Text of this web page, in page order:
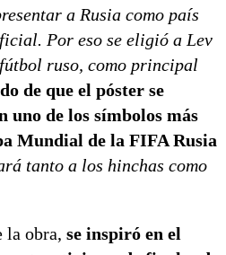
a Rusia como país
Por eso se eligió a Lev
ruso, como principal
de que el póster se
uno de los símbolos más
Mundial de la FIFA Rusia
tanto a los hinchas como
la obra, se inspiró en el